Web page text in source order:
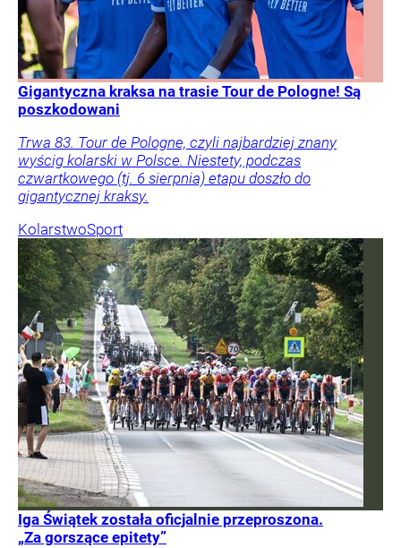
Gigantyczna kraksa na trasie Tour de Pologne! Są
poszkodowani
Trwa 83. Tour de Pologne, czyli najbardziej znany
wyścig kolarski w Polsce. Niestety, podczas
czwartkowego (tj. 6 sierpnia) etapu doszło do
gigantycznej kraksy.
KolarstwoSport
Iga Świątek została oficjalnie przeproszona.
„Za gorszące epitety”